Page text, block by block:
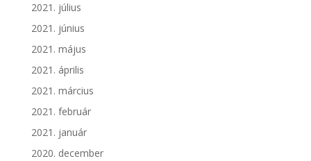
2021. július
2021. június
2021. május
2021. április
2021. március
2021. február
2021. január
2020. december